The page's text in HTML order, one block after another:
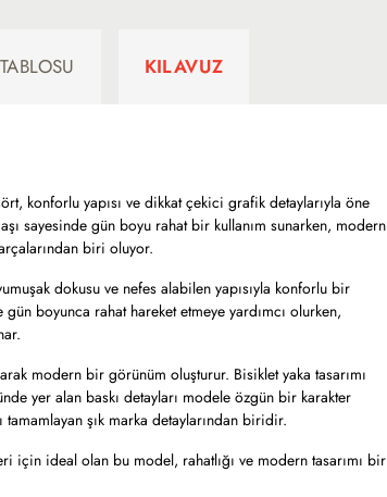
KILAVUZ
konforlu yapısı ve dikkat çekici grafik detaylarıyla öne
sayesinde gün boyu rahat bir kullanım sunarken, modern
biri oluyor.
dokusu ve nefes alabilen yapısıyla konforlu bir
boyunca rahat hareket etmeye yardımcı olurken,
modern bir görünüm oluşturur. Bisiklet yaka tasarımı
yer alan baskı detayları modele özgün bir karakter
şık marka detaylarından biridir.
için ideal olan bu model, rahatlığı ve modern tasarımı bir